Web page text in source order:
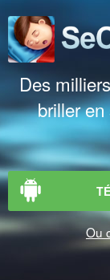
Des
briller en
Ou